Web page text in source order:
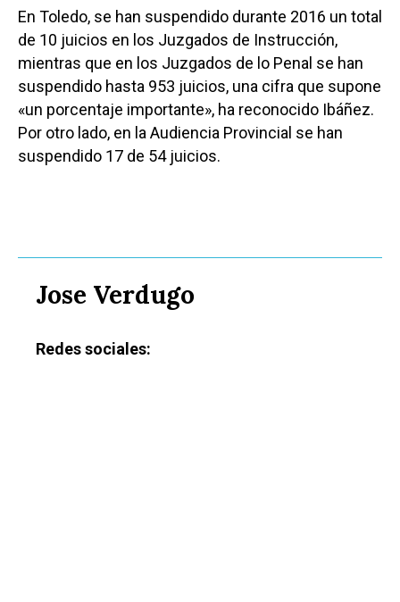
En Toledo, se han suspendido durante 2016 un total
de 10 juicios en los Juzgados de Instrucción,
mientras que en los Juzgados de lo Penal se han
suspendido hasta 953 juicios, una cifra que supone
«un porcentaje importante», ha reconocido Ibáñez.
Por otro lado, en la Audiencia Provincial se han
suspendido 17 de 54 juicios.
Jose Verdugo
Redes sociales: